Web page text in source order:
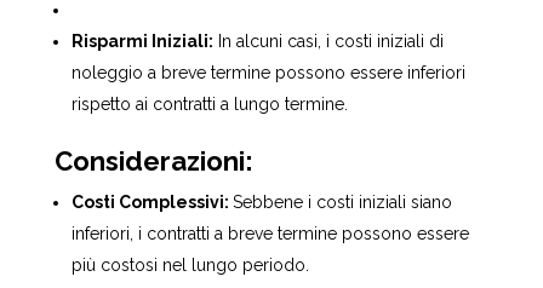
Risparmi Iniziali: In alcuni casi, i costi iniziali di
noleggio a breve termine possono essere inferiori
rispetto ai contratti a lungo termine.
Considerazioni:
Costi Complessivi: Sebbene i costi iniziali siano
inferiori, i contratti a breve termine possono essere
più costosi nel lungo periodo.